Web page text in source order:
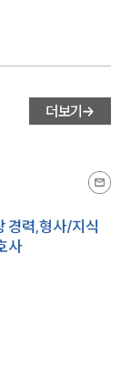
더보기
경력,형사/지식
사